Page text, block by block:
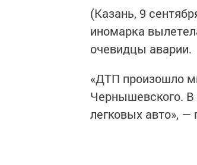
(Казань, 9
иномарка
очевидцы аварии.
«ДТП произошло
Чернышевского. В
легковых авто»,